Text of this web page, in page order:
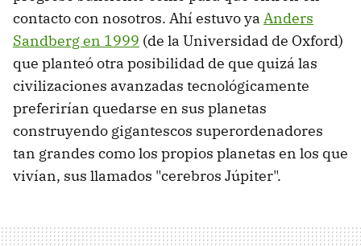
contacto con nosotros. Ahí estuvo ya Anders
Sandberg en 1999 (de la Universidad de Oxford)
que planteó otra posibilidad de que quizá las
civilizaciones avanzadas tecnológicamente
preferirían quedarse en sus planetas
construyendo gigantescos superordenadores
tan grandes como los propios planetas en los que
vivían, sus llamados "cerebros Júpiter".